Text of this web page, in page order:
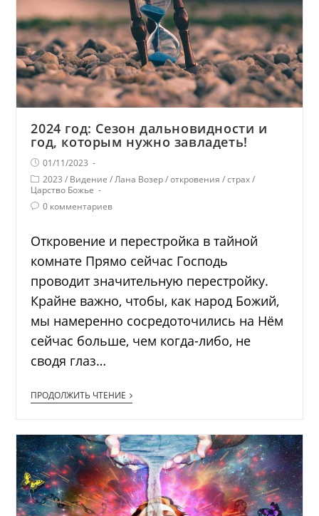
2024 год: Сезон дальновидности и
год, которым нужно завладеть!
01/11/2023
2023 / Видение / Лана Возер / откровения / страх /
Царство Божье
0 комментариев
Откровение и перестройка в тайной
комнате Прямо сейчас Господь
проводит значительную перестройку.
Крайне важно, чтобы, как народ Божий,
мы намеренно сосредоточились на Нём
сейчас больше, чем когда-либо, не
сводя глаз…
ПРОДОЛЖИТЬ ЧТЕНИЕ